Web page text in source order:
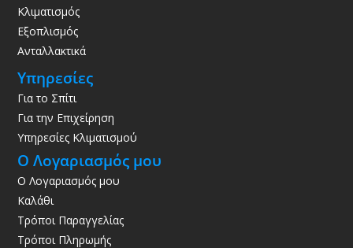
Κλιματισμός
Εξοπλισμός
Ανταλλακτικά
Υπηρεσίες
Για το Σπίτι
Για την Επιχείρηση
Υπηρεσίες Κλιματισμού
Ο Λογαριασμός μου
Ο Λογαριασμός μου
Καλάθι
Τρόποι Παραγγελίας
Τρόποι Πληρωμής